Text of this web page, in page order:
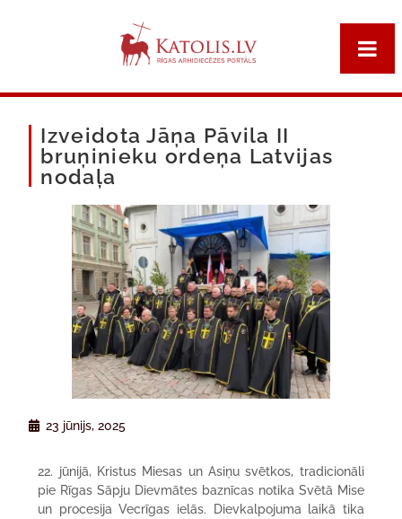
Izveidota Jāņa Pāvila II
bruņinieku ordeņa Latvijas
nodaļa
23 jūnijs, 2025
22. jūnijā, Kristus Miesas un Asiņu svētkos, tradicionāli
pie Rīgas Sāpju Dievmātes baznīcas notika Svētā Mise
un procesija Vecrīgas ielās. Dievkalpojuma laikā tika